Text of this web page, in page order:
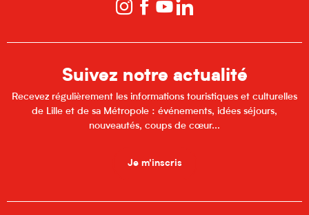
Suivez notre actualité
Recevez régulièrement les informations touristiques et culturelles
de Lille et de sa Métropole : événements, idées séjours,
nouveautés, coups de cœur...
Je m'inscris